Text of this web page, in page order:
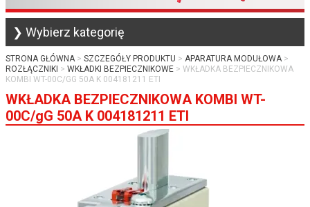
❯ Wybierz kategorię
STRONA GŁÓWNA SZCZEGÓŁY PRODUKTU
APARATURA MODUŁOWA
ROZŁĄCZNIKI
WKŁADKI BEZPIECZNIKOWE
WKŁADKA BEZPIECZNIKOWA
KOMBI WT-00C/GG 50A K 004181211 ETI
WKŁADKA BEZPIECZNIKOWA KOMBI WT-
00C/gG 50A K 004181211 ETI